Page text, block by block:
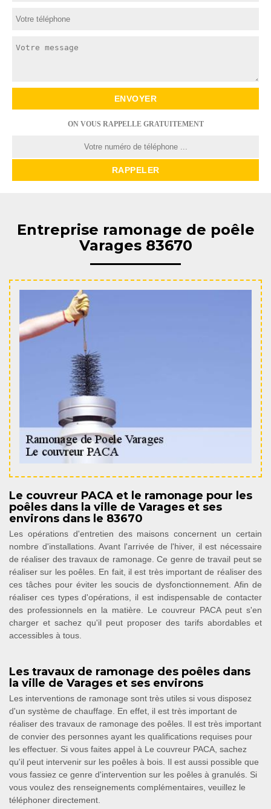
ON VOUS RAPPELLE GRATUITEMENT
Entreprise ramonage de poêle
Varages 83670
Le couvreur PACA et le ramonage pour les
poêles dans la ville de Varages et ses
environs dans le 83670
Les opérations d'entretien des maisons concernent un certain
nombre d'installations. Avant l'arrivée de l'hiver, il est nécessaire
de réaliser des travaux de ramonage. Ce genre de travail peut se
réaliser sur les poêles. En fait, il est très important de réaliser des
ces tâches pour éviter les soucis de dysfonctionnement. Afin de
réaliser ces types d'opérations, il est indispensable de contacter
des professionnels en la matière. Le couvreur PACA peut s'en
charger et sachez qu'il peut proposer des tarifs abordables et
accessibles à tous.
Les travaux de ramonage des poêles dans
la ville de Varages et ses environs
Les interventions de ramonage sont très utiles si vous disposez
d'un système de chauffage. En effet, il est très important de
réaliser des travaux de ramonage des poêles. Il est très important
de convier des personnes ayant les qualifications requises pour
les effectuer. Si vous faites appel à Le couvreur PACA, sachez
qu'il peut intervenir sur les poêles à bois. Il est aussi possible que
vous fassiez ce genre d'intervention sur les poêles à granulés. Si
vous voulez des renseignements complémentaires, veuillez le
téléphoner directement.